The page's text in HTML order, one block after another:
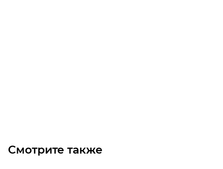
Смотрите также